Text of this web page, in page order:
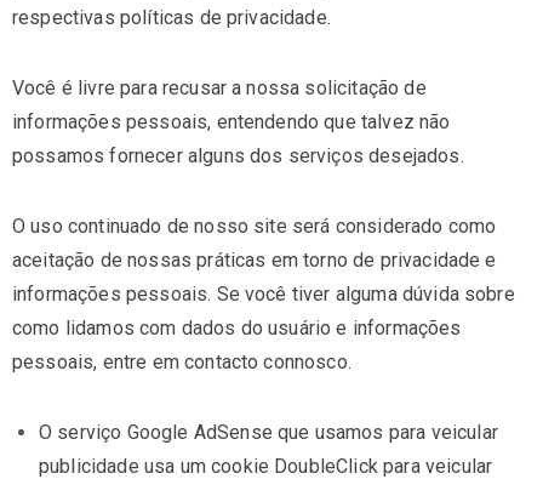
respectivas políticas de privacidade.
Você é livre para recusar a nossa solicitação de
informações pessoais, entendendo que talvez não
possamos fornecer alguns dos serviços desejados.
O uso continuado de nosso site será considerado como
aceitação de nossas práticas em torno de privacidade e
informações pessoais. Se você tiver alguma dúvida sobre
como lidamos com dados do usuário e informações
pessoais, entre em contacto connosco.
O serviço Google AdSense que usamos para veicular
publicidade usa um cookie DoubleClick para veicular